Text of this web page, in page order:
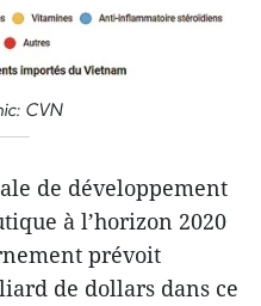
CVN
de développement
à l’horizon 2020
prévoit
de dollars dans ce